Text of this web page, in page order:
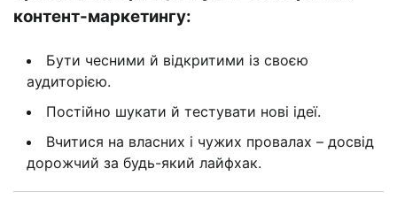
контент-маркетингу:
Бути чесними й відкритими із своєю
аудиторією.
Постійно шукати й тестувати нові ідеї.
Вчитися на власних і чужих провалах – досвід
дорожчий за будь-який лайфхак.